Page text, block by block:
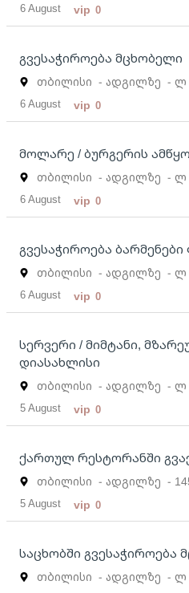
6 August vip 0
გვესაჭიროება მცხობელი
თბილისი - ადგილზე - ლ
6 August vip 0
მოლარე / ბურგერის
თბილისი - ადგილზე - ლ
6 August vip 0
გვესაჭიროება
თბილისი - ადგილზე - ლ
6 August vip 0
სერვერი / მიმტანი,
დიასახლისი
თბილისი - ადგილზე - ლ
5 August vip 0
ქართულ რესტორანში
თბილისი - ადგილზე -
5 August vip 0
საცხობში გვესაჭიროება
თბილისი - ადგილზე - ლ